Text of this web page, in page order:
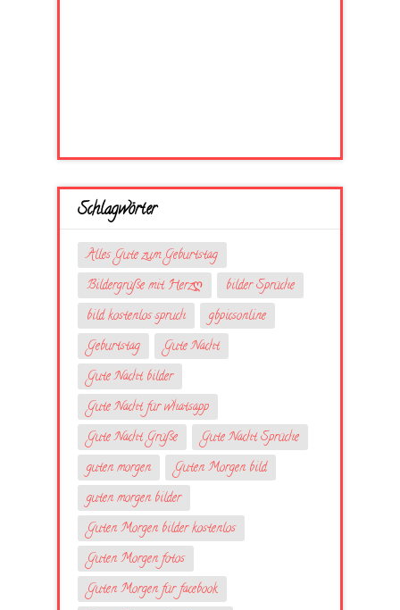
Schlagwörter
Alles Gute zum Geburtstag
Bildergrüße mit Herzღ
bilder Sprüche
bild kostenlos spruch
gbpicsonline
Geburtstag
Gute Nacht
Gute Nacht bilder
Gute Nacht für whatsapp
Gute Nacht Grüße
Gute Nacht Sprüche
guten morgen
Guten Morgen bild
guten morgen bilder
Guten Morgen bilder kostenlos
Guten Morgen fotos
Guten Morgen für facebook